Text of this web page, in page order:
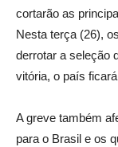
cortarão as
Nesta terça (26),
derrotar a seleção
vitória, o país
A greve também
para o Brasil e os